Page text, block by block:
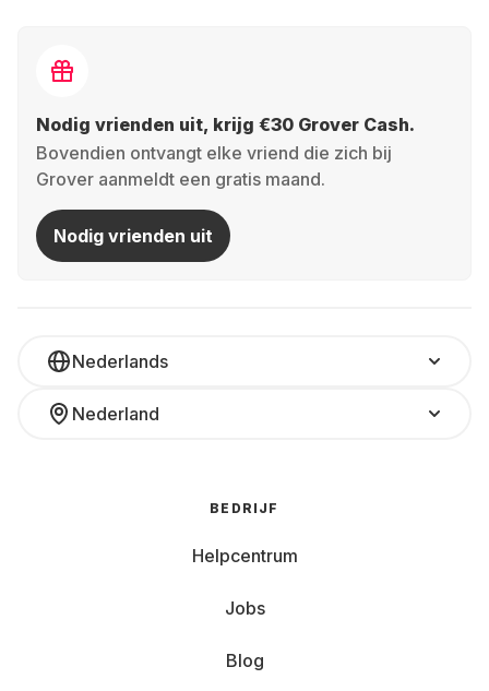
Nodig vrienden uit, krijg €30 Grover Cash.
Bovendien ontvangt elke vriend die zich bij
Grover aanmeldt een gratis maand.
Nodig vrienden uit
Nederlands
Nederland
BEDRIJF
Helpcentrum
Jobs
Blog